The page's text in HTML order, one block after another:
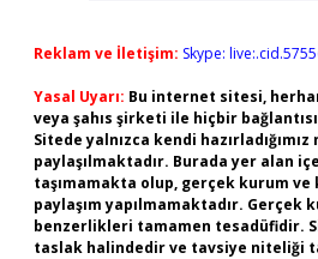
Reklam ve İletişim: Skype:
Yasal Uyarı: Bu internet sitesi,
veya şahıs şirketi ile hiçbir
Sitede yalnızca kendi
paylaşılmaktadır. Burada yer alan
taşımamakta olup, gerçek kurum ve
paylaşım yapılmamaktadır. Gerçek
benzerlikleri tamamen tesadüfidir.
taslak halindedir ve tavsiye niteliği